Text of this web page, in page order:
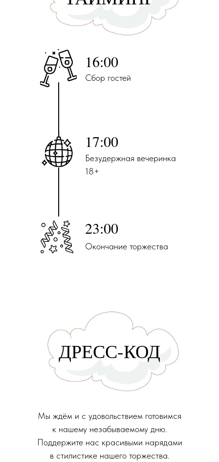
Безудержная вечеринка
18+
17:00
23:00
Окончание торжества
16:00
Сбор гостей
Мы ждём и с удовольствием готовимся
к нашему незабываемому дню.
Поддержите нас красивыми нарядами
в стилистике нашего торжества.
ДРЕСС-КОД